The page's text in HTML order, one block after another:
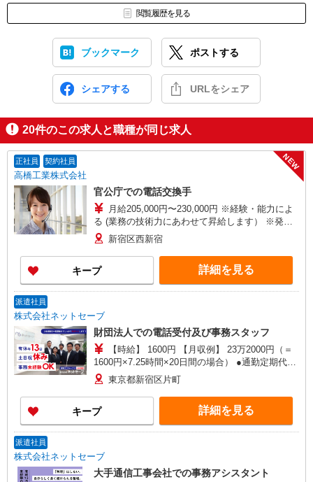
閲覧履歴を見る
ブックマーク ポストする
シェアする URLをシェア
20件のこの求人と職種が同じ求人
正社員 契約社員
高橋工業株式会社
NEW
官公庁での電話交換手
月給205,000円〜230,000円 ※経験・能力によ
る (業務の技術力にあわせて昇給します） ※発効
日以降は改定後の最低賃金に準ずる
新宿区西新宿
キープ 詳細を見る
派遣社員
株式会社ネットセーブ
財団法人での電話受付及び事務スタッフ
【時給】 1600円 【月収例】 23万2000円（＝
1600円×7.25時間×20日間の場合） ●通勤定期代と
して交通費を全額支給いたします。
東京都新宿区片町
キープ 詳細を見る
派遣社員
株式会社ネットセーブ
大手通信工事会社での事務アシスタント